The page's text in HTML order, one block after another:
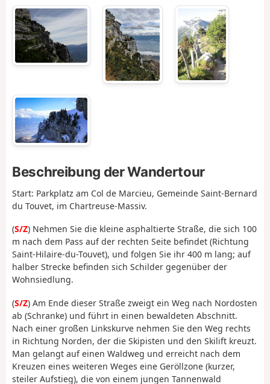
Beschreibung der Wandertour
Start: Parkplatz am Col de Marcieu, Gemeinde Saint-Bernard
du Touvet, im Chartreuse-Massiv.
(S/Z) Nehmen Sie die kleine asphaltierte Straße, die sich 100
m nach dem Pass auf der rechten Seite befindet (Richtung
Saint-Hilaire-du-Touvet), und folgen Sie ihr 400 m lang; auf
halber Strecke befinden sich Schilder gegenüber der
Wohnsiedlung.
(S/Z) Am Ende dieser Straße zweigt ein Weg nach Nordosten
ab (Schranke) und führt in einen bewaldeten Abschnitt.
Nach einer großen Linkskurve nehmen Sie den Weg rechts
in Richtung Norden, der die Skipisten und den Skilift kreuzt.
Man gelangt auf einen Waldweg und erreicht nach dem
Kreuzen eines weiteren Weges eine Geröllzone (kurzer,
steiler Aufstieg), die von einem jungen Tannenwald